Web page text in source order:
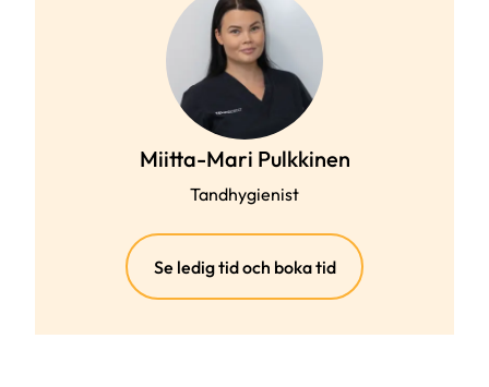
Miitta-Mari Pulkkinen
Tandhygienist
Se ledig tid och boka tid(extern
länk)